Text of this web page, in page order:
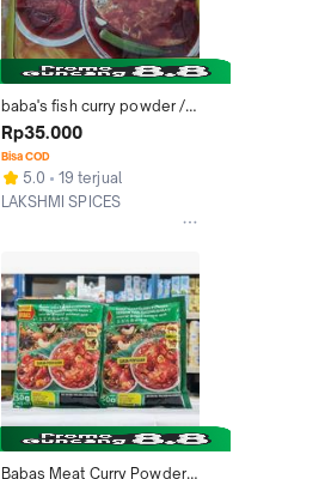
baba's fish curry powder /
babas kari ikan
Rp35.000
Bisa COD
5.0
19 terjual
LAKSHMI SPICES
Babas Meat Curry Powder